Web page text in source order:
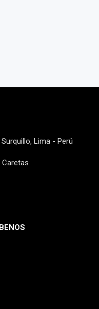
Lima - Perú